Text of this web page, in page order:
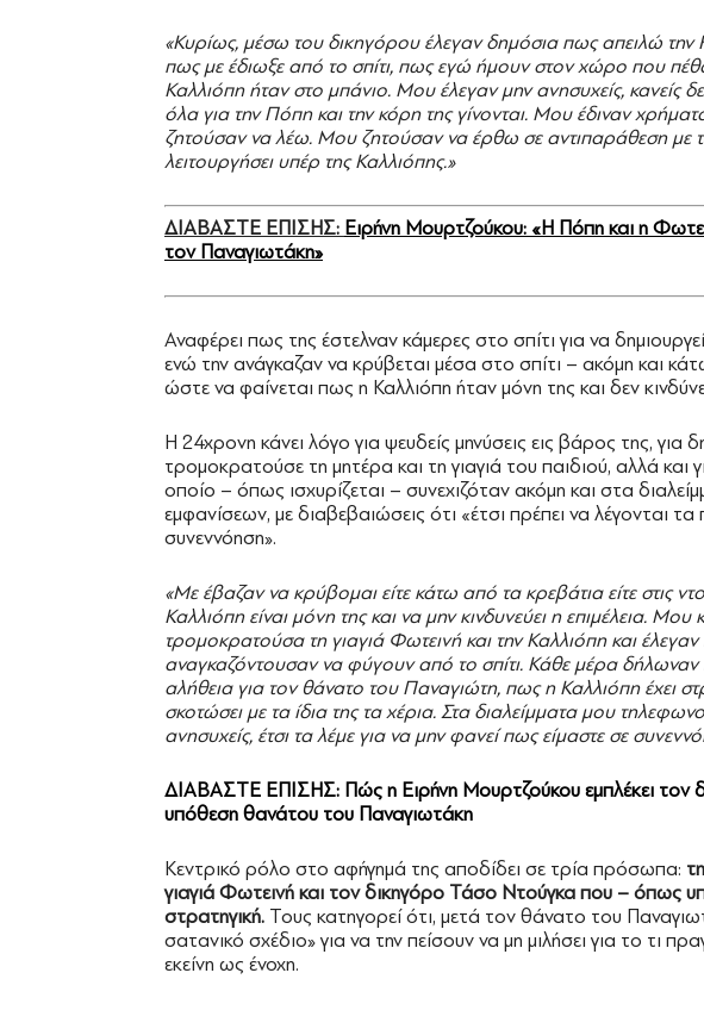
«Κυρίως, μέσω του δικηγόρου έλεγαν δημόσια πως απειλώ την
πως με έδιωξε από το σπίτι, πως εγώ ήμουν στον χώρο που
Καλλιόπη ήταν στο μπάνιο. Μου έλεγαν μην ανησυχείς, κανείς
όλα για την Πόπη και την κόρη της γίνονται. Μου έδιναν
ζητούσαν να λέω. Μου ζητούσαν να έρθω σε αντιπαράθεση με
λειτουργήσει υπέρ της Καλλιόπης.»
ΔΙΑΒΑΣΤΕ ΕΠΙΣΗΣ: Ειρήνη Μουρτζούκου: «Η Πόπη και η
τον Παναγιωτάκη»
Αναφέρει πως της έστελναν κάμερες στο σπίτι για να
ενώ την ανάγκαζαν να κρύβεται μέσα στο σπίτι – ακόμη και
ώστε να φαίνεται πως η Καλλιόπη ήταν μόνη της και δεν
Η 24χρονη κάνει λόγο για ψευδείς μηνύσεις εις βάρος της, για
τρομοκρατούσε τη μητέρα και τη γιαγιά του παιδιού, αλλά και
οποίο – όπως ισχυρίζεται – συνεχιζόταν ακόμη και στα
εμφανίσεων, με διαβεβαιώσεις ότι «έτσι πρέπει να λέγονται
συνεννόηση».
«Με έβαζαν να κρύβομαι είτε κάτω από τα κρεβάτια είτε στις
Καλλιόπη είναι μόνη της και να μην κινδυνεύει η επιμέλεια.
τρομοκρατούσα τη γιαγιά Φωτεινή και την Καλλιόπη και
αναγκαζόντουσαν να φύγουν από το σπίτι. Κάθε μέρα δήλωναν
αλήθεια για τον θάνατο του Παναγιώτη, πως η Καλλιόπη έχει
σκοτώσει με τα ίδια της τα χέρια. Στα διαλείμματα μου
ανησυχείς, έτσι τα λέμε για να μην φανεί πως είμαστε σε
ΔΙΑΒΑΣΤΕ ΕΠΙΣΗΣ: Πώς η Ειρήνη Μουρτζούκου εμπλέκει
υπόθεση θανάτου του Παναγιωτάκη
Κεντρικό ρόλο στο αφήγημά της αποδίδει σε τρία πρόσωπα:
γιαγιά Φωτεινή και τον δικηγόρο Τάσο Ντούγκα που – όπως
στρατηγική. Τους κατηγορεί ότι, μετά τον θάνατο του
σατανικό σχέδιο» για να την πείσουν να μη μιλήσει για το τι
εκείνη ως ένοχη.